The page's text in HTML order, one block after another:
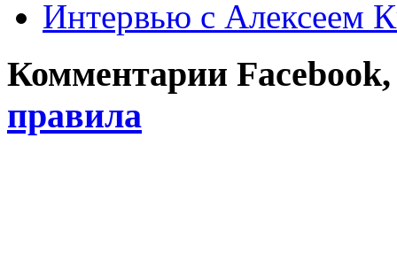
Интервью с Алексеем
Комментарии
правила